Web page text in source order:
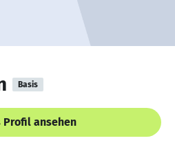
Basis
Profil ansehen